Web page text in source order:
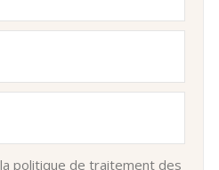
politique de traitement des